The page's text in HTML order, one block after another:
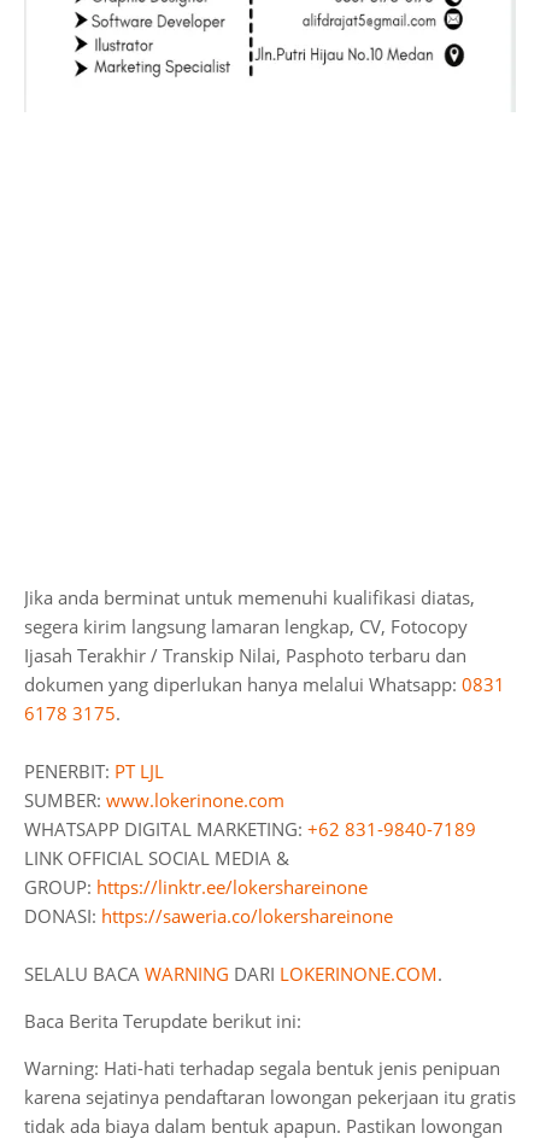
Jika anda berminat untuk memenuhi kualifikasi diatas,
segera kirim langsung lamaran lengkap, CV, Fotocopy
Ijasah Terakhir / Transkip Nilai, Pasphoto terbaru dan
dokumen yang diperlukan hanya melalui Whatsapp: 0831
6178 3175.
PENERBIT: PT LJL
SUMBER: www.lokerinone.com
WHATSAPP DIGITAL MARKETING: +62 831-9840-7189
LINK OFFICIAL SOCIAL MEDIA &
GROUP: https://linktr.ee/lokershareinone
DONASI: https://saweria.co/lokershareinone
SELALU BACA WARNING DARI LOKERINONE.COM.
Baca Berita Terupdate berikut ini:
Warning: Hati-hati terhadap segala bentuk jenis penipuan
karena sejatinya pendaftaran lowongan pekerjaan itu gratis
tidak ada biaya dalam bentuk apapun. Pastikan lowongan